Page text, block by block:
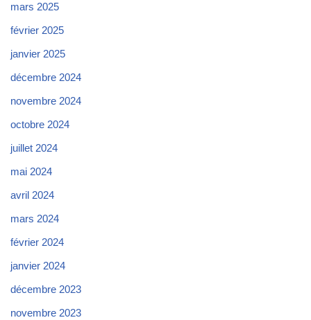
mars 2025
février 2025
janvier 2025
décembre 2024
novembre 2024
octobre 2024
juillet 2024
mai 2024
avril 2024
mars 2024
février 2024
janvier 2024
décembre 2023
novembre 2023